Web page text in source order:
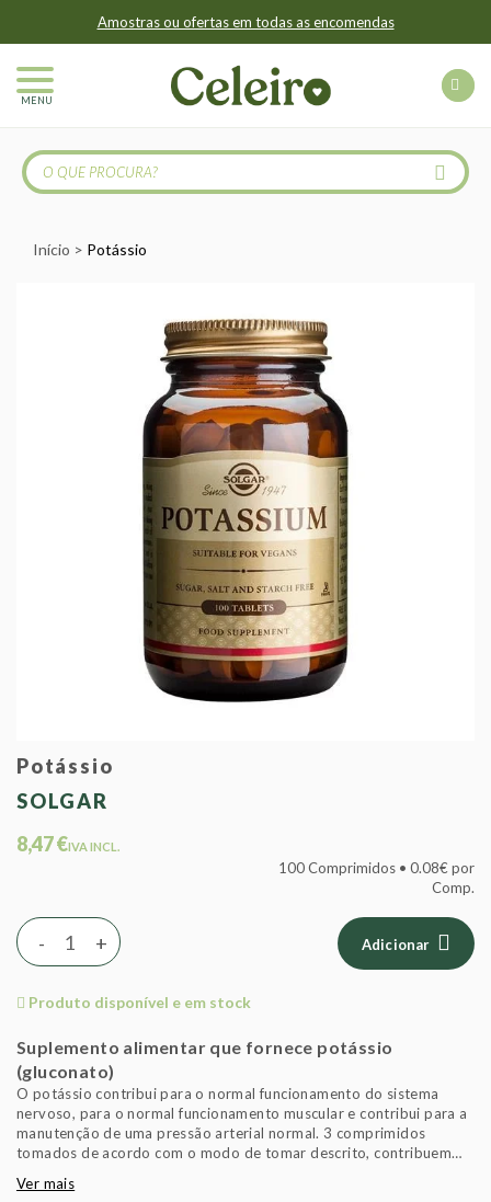
Amostras ou ofertas em todas as encomendas
MENU
Início Potássio
Potássio
SOLGAR
8,47 €IVA INCL.
100 Comprimidos • 0.08€ por
Comp.
+
- Adicionar
Produto disponível e em stock
Suplemento alimentar que fornece potássio
(gluconato)
O potássio contribui para o normal funcionamento do sistema
nervoso, para o normal funcionamento muscular e contribui para a
manutenção de uma pressão arterial normal. 3 comprimidos
tomados de acordo com o modo de tomar descrito, contribuem
potássio para se obterem os efeitos benéficos descritos. É
Ver mais